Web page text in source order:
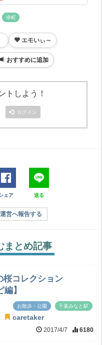
幸町
エモいぃ～
おすすめに追加
トしよう！
ログイン
ェア 送る
営へ報告する
まとめ記事
桜コレクション
】
お散歩・公園 千葉みなと駅
caretaker
2017/4/7 6180